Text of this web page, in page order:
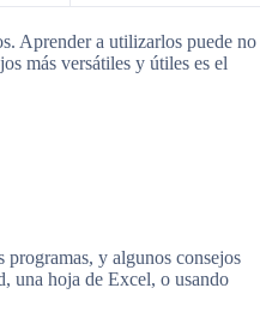
Aprender a utilizarlos puede no
más versátiles y útiles es el
y algunos consejos
una hoja de Excel, o usando